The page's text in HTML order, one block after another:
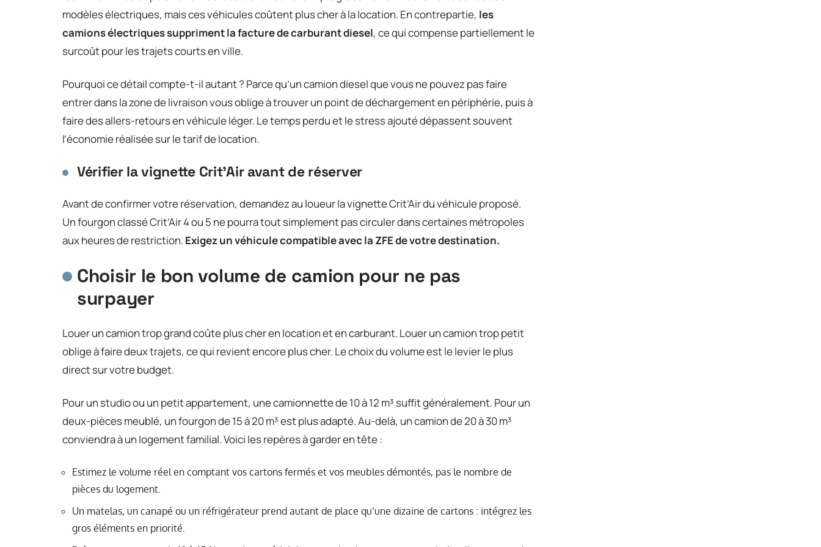
modèles électriques, mais ces véhicules coûtent plus cher à la location. En contrepartie, les
camions électriques suppriment la facture de carburant diesel, ce qui compense partiellement le
surcoût pour les trajets courts en ville.
Pourquoi ce détail compte-t-il autant ? Parce qu’un camion diesel que vous ne pouvez pas faire
entrer dans la zone de livraison vous oblige à trouver un point de déchargement en périphérie, puis à
faire des allers-retours en véhicule léger. Le temps perdu et le stress ajouté dépassent souvent
l’économie réalisée sur le tarif de location.
Vérifier la vignette Crit’Air avant de réserver
Avant de confirmer votre réservation, demandez au loueur la vignette Crit’Air du véhicule proposé.
Un fourgon classé Crit’Air 4 ou 5 ne pourra tout simplement pas circuler dans certaines métropoles
aux heures de restriction. Exigez un véhicule compatible avec la ZFE de votre destination.
Choisir le bon volume de camion pour ne pas
surpayer
Louer un camion trop grand coûte plus cher en location et en carburant. Louer un camion trop petit
oblige à faire deux trajets, ce qui revient encore plus cher. Le choix du volume est le levier le plus
direct sur votre budget.
Pour un studio ou un petit appartement, une camionnette de 10 à 12 m³ suffit généralement. Pour un
deux-pièces meublé, un fourgon de 15 à 20 m³ est plus adapté. Au-delà, un camion de 20 à 30 m³
conviendra à un logement familial. Voici les repères à garder en tête :
Estimez le volume réel en comptant vos cartons fermés et vos meubles démontés, pas le nombre de
pièces du logement.
Un matelas, un canapé ou un réfrigérateur prend autant de place qu’une dizaine de cartons : intégrez les
gros éléments en priorité.